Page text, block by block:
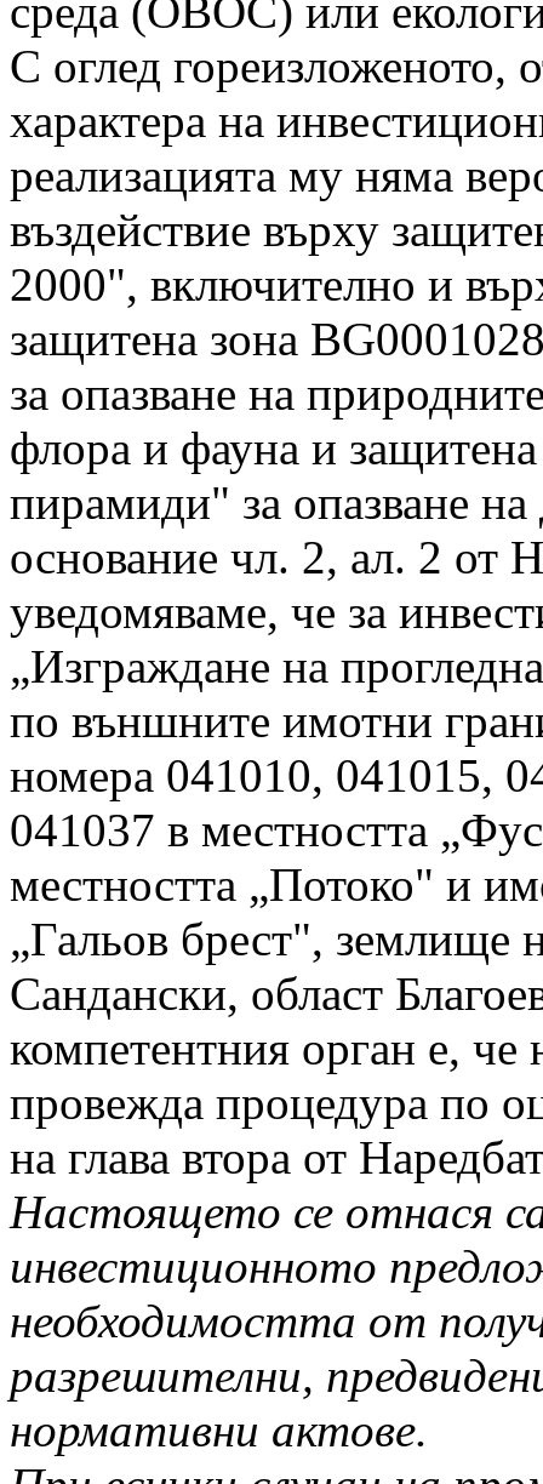
среда (ОВОС) или
С оглед гореизложеното,
характера на
реализацията му няма
въздействие върху
2000", включително и
защитена зона
за опазване на
флора и фауна и
пирамиди" за опазване
основание чл. 2, ал. 2 от
уведомяваме, че за
„Изграждане на
по външните имотни
номера 041010, 041015,
041037 в местността
местността „Потоко" и
„Гальов брест",
Сандански, област
компетентния орган е, че
провежда процедура по
на глава втора от
Настоящето се отнася
инвестиционното
необходимостта от
разрешителни,
нормативни актове.